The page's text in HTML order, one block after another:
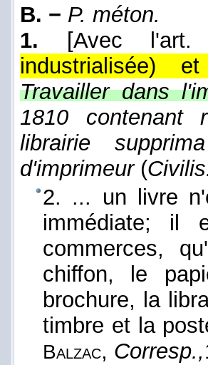
B. − P. méton.
1.
[Avec l'art.
industrialisée)
Travailler dans
1810 contenant
librairie
d'imprimeur (
2. ... un livre
immédiate; il
commerces,
chiffon, le
brochure, la
timbre et la
Balzac, Corresp.,